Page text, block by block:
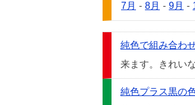
7月 - 8月 - 9月 -
純色で組み合わ
来ます。きれい
純色プラス黒の